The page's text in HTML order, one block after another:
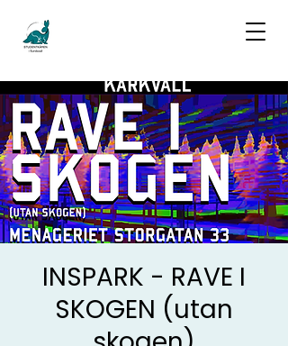
INSPARK - RAVE I
SKOGEN (utan